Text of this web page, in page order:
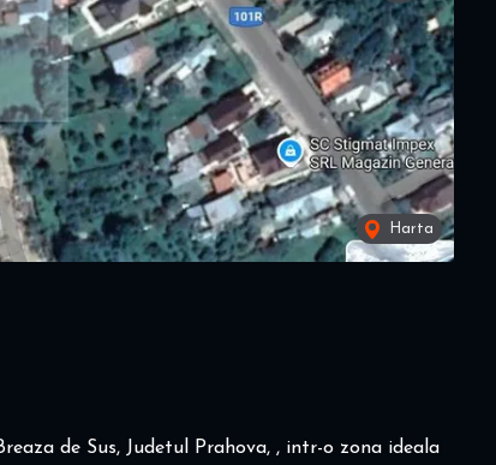
Harta
de Sus, Judetul Prahova, , intr-o zona ideala